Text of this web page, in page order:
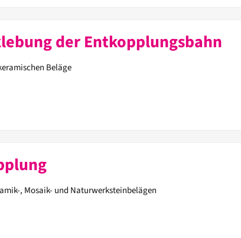
der Entkopplungsbahn
Beläge
, Mosaik- und Naturwerksteinbelägen